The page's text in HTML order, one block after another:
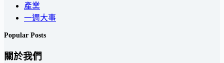
產業
一週大事
Popular Posts
關於我們